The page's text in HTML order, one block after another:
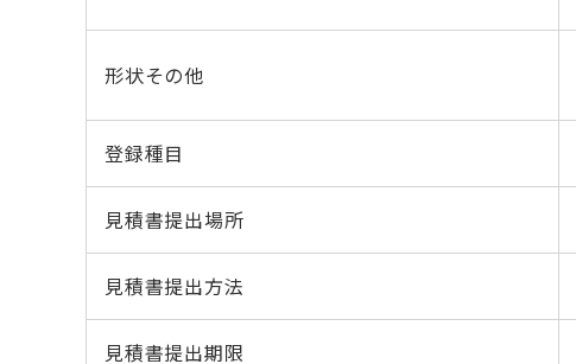
形状その他
登録種目
見積書提出場所
見積書提出方法
見積書提出期限